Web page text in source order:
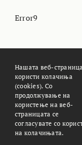
Error9
©
Made with
За
Нашата веб-страница
користи колачиња
(cookies). Со
продолжување на
користење на веб-
страницата се
согласувате со
на колачињата.